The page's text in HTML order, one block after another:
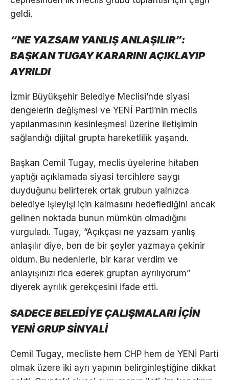
geldi.
“NE YAZSAM YANLIŞ ANLAŞILIR”:
BAŞKAN TUGAY KARARINI AÇIKLAYIP
AYRILDI
İzmir Büyükşehir Belediye Meclisi’nde siyasi
dengelerin değişmesi ve YENİ Parti’nin meclis
yapılanmasının kesinleşmesi üzerine iletişimin
sağlandığı dijital grupta hareketlilik yaşandı.
Başkan Cemil Tugay, meclis üyelerine hitaben
yaptığı açıklamada siyasi tercihlere saygı
duyduğunu belirterek ortak grubun yalnızca
belediye işleyişi için kalmasını hedeflediğini ancak
gelinen noktada bunun mümkün olmadığını
vurguladı. Tugay, “Açıkçası ne yazsam yanlış
anlaşılır diye, ben de bir şeyler yazmaya çekinir
oldum. Bu nedenlerle, bir karar verdim ve
anlayışınızı rica ederek gruptan ayrılıyorum”
diyerek ayrılık gerekçesini ifade etti.
SADECE BELEDİYE ÇALIŞMALARI İÇİN
YENİ GRUP SİNYALİ
Cemil Tugay, mecliste hem CHP hem de YENİ Parti
olmak üzere iki ayrı yapının belirginleştiğine dikkat